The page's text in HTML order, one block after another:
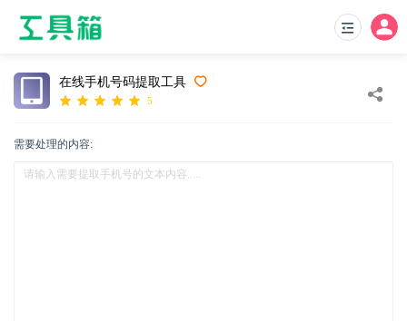
在线手机号码提取工具
5
需要处理的内容: